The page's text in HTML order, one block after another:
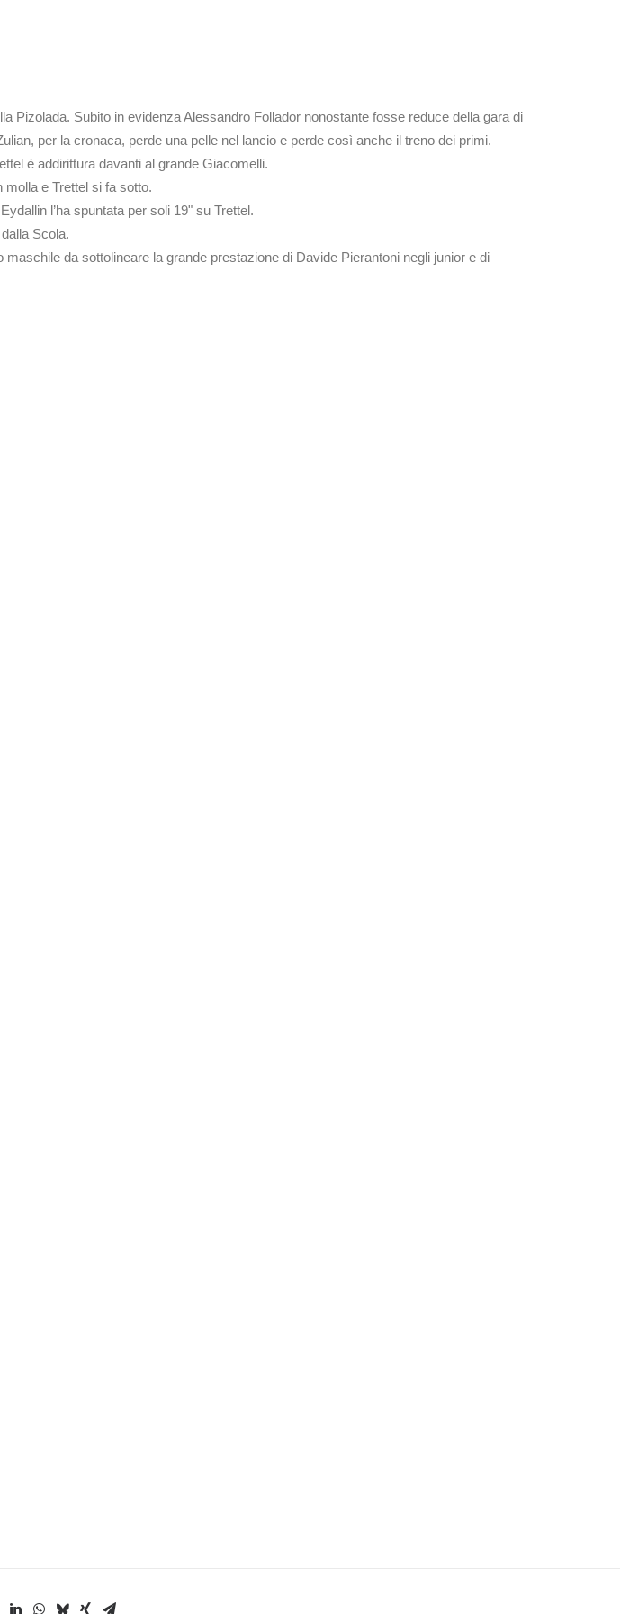
Pizolada. Subito in evidenza Alessandro Follador nonostante fosse reduce della gara di
per la cronaca, perde una pelle nel lancio e perde così anche il treno dei primi.
è addirittura davanti al grande Giacomelli.
e Trettel si fa sotto.
l’ha spuntata per soli 19" su Trettel.
Scola.
da sottolineare la grande prestazione di Davide Pierantoni negli junior e di